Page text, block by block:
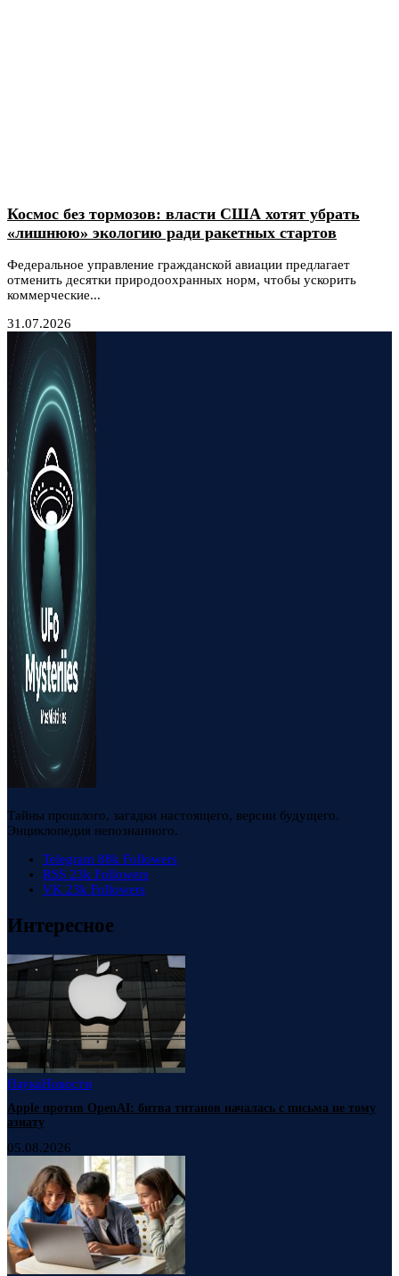
Космос без тормозов: власти США хотят убрать
«лишнюю» экологию ради ракетных стартов
Федеральное управление гражданской авиации предлагает
отменить десятки природоохранных норм, чтобы ускорить
коммерческие...
31.07.2026
Тайны прошлого, загадки настоящего, версии будущего.
Энциклопедия непознанного.
Telegram 88k Followers
RSS 23k Followers
VK 23k Followers
Интересное
НаукаНовости
Apple против OpenAI: битва титанов началась с письма не тому
азиату
05.08.2026